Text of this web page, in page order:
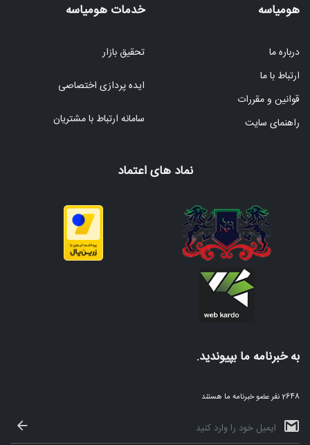
هومیاسه
درباره ما
ارتباط با ما
قوانین و مقررات
راهنمای سایت
خدمات هومیاسه
تحقیق بازار
ایده پردازی اختصاصی
سامانه ارتباط با مشتریان
نماد های اعتماد
به خبرنامه ما بپیوندید.
2648 نفر عضو خبرنامه ما هستند